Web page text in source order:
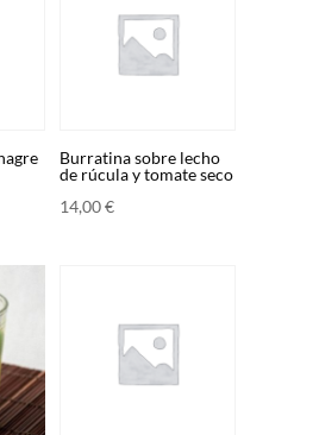
Burratina sobre lecho
de rúcula y tomate seco
14,00€